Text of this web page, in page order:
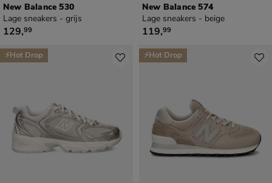
New Balance 530
Lage sneakers - grijs
€ 129,99
129,99
New Balance 574
Lage sneakers - beige
€ 119,99
119,99
⚡Hot Drop ⚡Hot Drop